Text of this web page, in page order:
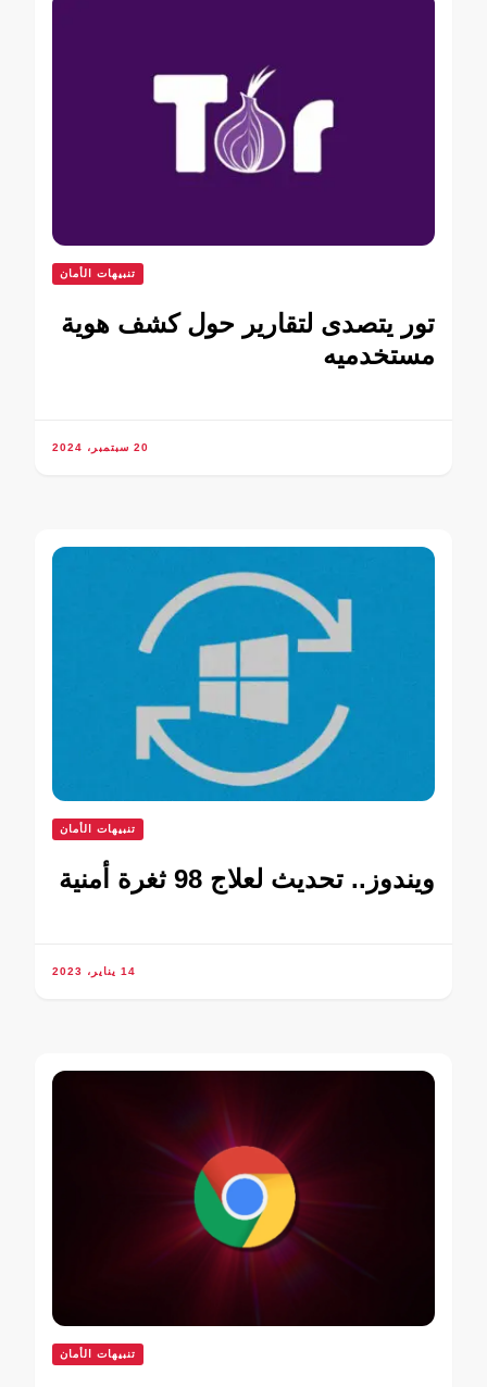
تنبيهات الأمان
تور يتصدى لتقارير حول كشف هوية
مستخدميه
20 سبتمبر، 2024
تنبيهات الأمان
ويندوز.. تحديث لعلاج 98 ثغرة أمنية
14 يناير، 2023
تنبيهات الأمان